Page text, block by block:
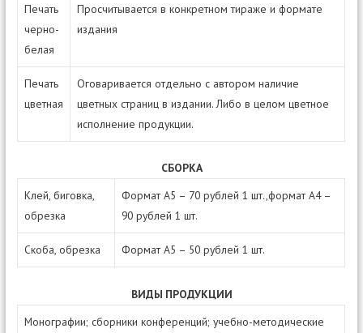
Печать
черно-
белая
Просчитывается в конкретном тираже и формате
издания
Печать
цветная
Оговаривается отдельно с автором наличие
цветных страниц в издании. Либо в целом цветное
исполнение продукции.
СБОРКА
Клей, биговка,
обрезка
Формат А5 – 70 рублей 1 шт.,формат А4 –
90 рублей 1 шт.
Скоба, обрезка Формат А5 – 50 рублей 1 шт.
ВИДЫ ПРОДУКЦИИ
Монографии; сборники конференций; учебно-методические